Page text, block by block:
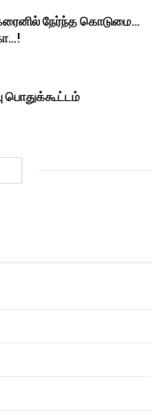
நேர்ந்த கொடுமை…
பொதுக்கூட்டம்